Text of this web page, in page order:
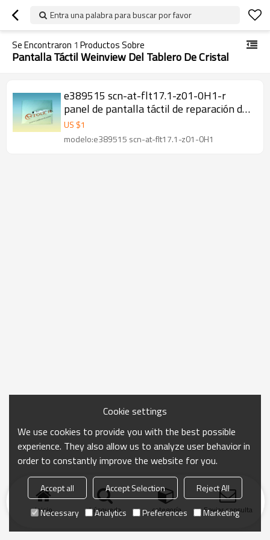
Entra una palabra para buscar por favor
Se Encontraron 1 Productos Sobre
Pantalla Táctil Weinview Del Tablero De Cristal
e389515 scn-at-flt17.1-z01-0H1-r
panel de pantalla táctil de reparación de
reemplazo
US $1
modelo:e389515 scn-at-flt17.1-z01-0H1
Inicio búsqueda categoría Enviar consulta
Cookie settings
We use cookies to provide you with the best possible
experience. They also allow us to analyze user behavior in
order to constantly improve the website for you.
Accept all Accept Selection
Reject All
Necessary
Analytics Preferences Marketing